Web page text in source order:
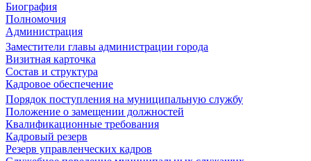
Биография
Полномочия
Администрация
Заместители главы администрации города
Визитная карточка
Состав и структура
Кадровое обеспечение
Порядок поступления на муниципальную службу
Положение о замещении должностей
Квалификационные требования
Кадровый резерв
Резерв управленческих кадров